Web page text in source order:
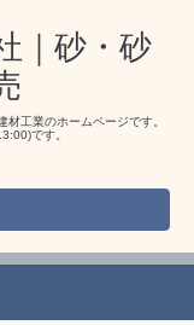
｜砂・砂
工業のホームページです。
です。